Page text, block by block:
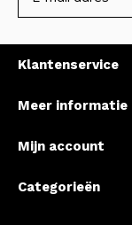
Klantenservice
Meer informatie
Mijn account
Categorieën